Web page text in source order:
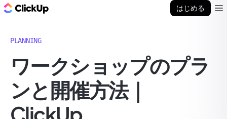
はじめる
PLANNING
ワークショップのプラ
ンと開催方法｜
ClickUp